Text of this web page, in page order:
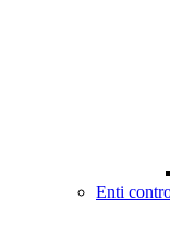
Enti